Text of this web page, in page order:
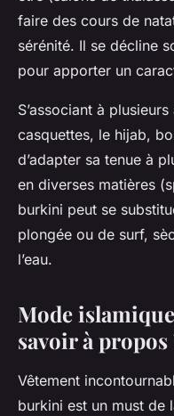
faire des cours de
sérénité. Il se décline
pour apporter un
S’associant à
casquettes, le hijab,
d’adapter sa tenue à
en diverses matières
burkini peut se
plongée ou de surf,
l’eau.
Mode
savoir à propos
Vêtement
burkini est un must de